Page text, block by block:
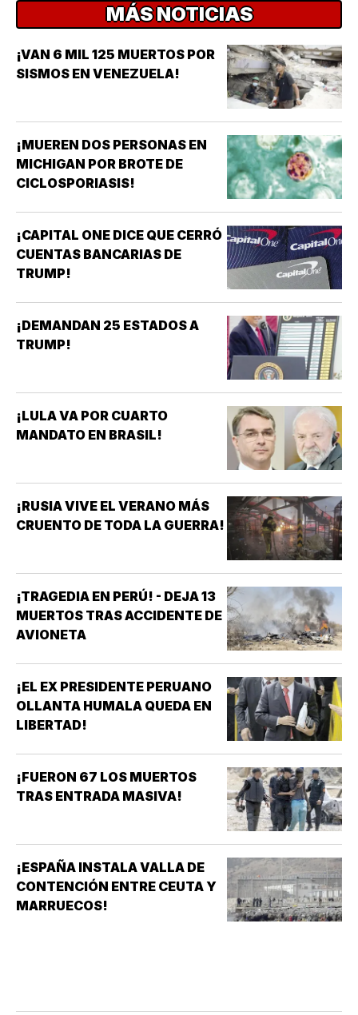
MÁS NOTICIAS
¡VAN 6 MIL 125 MUERTOS POR
SISMOS EN VENEZUELA!
¡MUEREN DOS PERSONAS EN
MICHIGAN POR BROTE DE
CICLOSPORIASIS!
¡CAPITAL ONE DICE QUE CERRÓ
CUENTAS BANCARIAS DE
TRUMP!
¡DEMANDAN 25 ESTADOS A
TRUMP!
¡LULA VA POR CUARTO
MANDATO EN BRASIL!
¡RUSIA VIVE EL VERANO MÁS
CRUENTO DE TODA LA GUERRA!
¡TRAGEDIA EN PERÚ! - DEJA 13
MUERTOS TRAS ACCIDENTE DE
AVIONETA
¡EL EX PRESIDENTE PERUANO
OLLANTA HUMALA QUEDA EN
LIBERTAD!
¡FUERON 67 LOS MUERTOS
TRAS ENTRADA MASIVA!
¡ESPAÑA INSTALA VALLA DE
CONTENCIÓN ENTRE CEUTA Y
MARRUECOS!